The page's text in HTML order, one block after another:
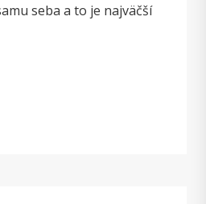
seba a to je najväčší